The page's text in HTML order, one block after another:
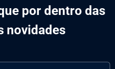
por dentro das
novidades